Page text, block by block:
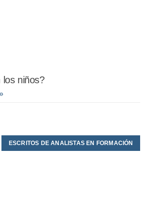
los niños?
ESCRITOS DE ANALISTAS EN FORMACIÓN